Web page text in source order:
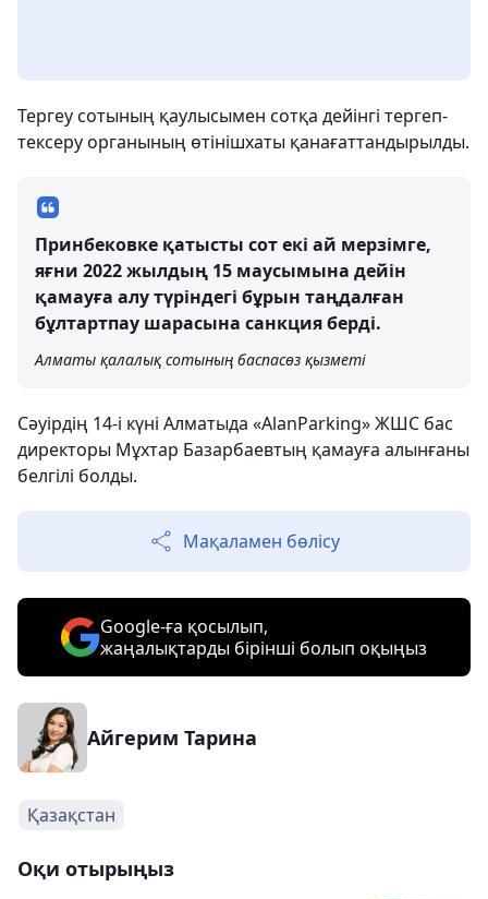
Тергеу сотының қаулысымен сотқа дейінгі тергеп-
тексеру органының өтінішхаты қанағаттандырылды.
Принбековке қатысты сот екі ай мерзімге,
яғни 2022 жылдың 15 маусымына дейін
қамауға алу түріндегі бұрын таңдалған
бұлтартпау шарасына санкция берді.
Алматы қалалық сотының баспасөз қызметі
Сәуірдің 14-і күні Алматыда «AlanParking» ЖШС бас
директоры Мұхтар Базарбаевтың қамауға алынғаны
белгілі болды.
Мақаламен бөлісу
Google-ға қосылып,
жаңалықтарды бірінші болып оқыңыз
Айгерим Тарина
Қазақстан
Оқи отырыңыз